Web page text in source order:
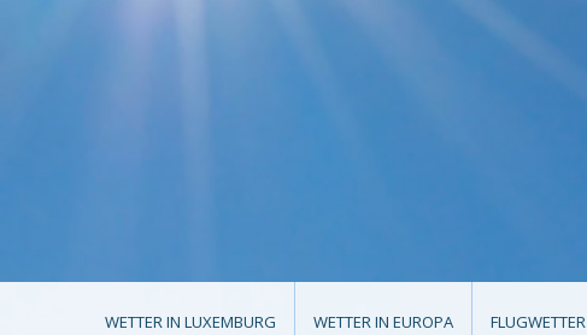
WETTER IN LUXEMBURG WETTER IN EUROPA FLUGWETTER